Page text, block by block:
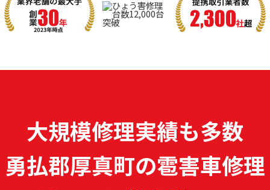
大規模修理実績も多数
勇払郡厚真町の雹害車修理